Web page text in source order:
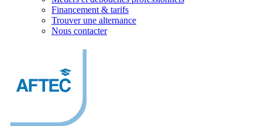
Financement & tarifs
Trouver une alternance
Nous contacter